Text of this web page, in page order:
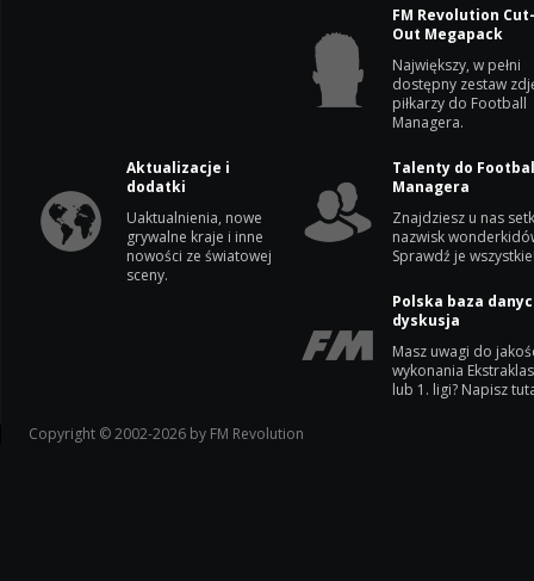
FM Revolution
Out Megapack
Największy, w pełni
dostępny zestaw
piłkarzy do Football
Managera.
Aktualizacje i
dodatki
Uaktualnienia, nowe
grywalne kraje i inne
nowości ze światowej
sceny.
Talenty do
Managera
Znajdziesz u nas
nazwisk
Sprawdź je
Polska baza
dyskusja
Masz uwagi do
wykonania
lub 1. ligi? Napisz
Copyright © 2002-2026 by FM Revolution